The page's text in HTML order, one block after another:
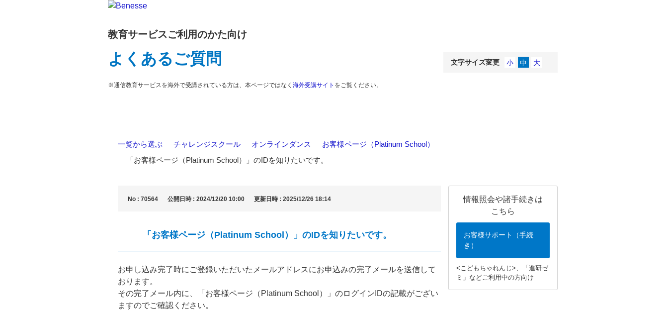
教育サービスご利用のかた向け
よくあるご質問
※通信教育サービスを海外で受講されている方は、本ページではなく 海外受講サイト をご覧ください。
文字サイズ変更
一覧から選ぶ チャレンジスクール オンラインダンス
お客様ページ（Platinum School）
「お客様ページ（Platinum School）」のIDを知りたいです。
情報照会や諸手続きは
こちら
お客様サポート（手続
き）
<こどもちゃれんじ>、「進研ゼ
ミ」などご利用中の方向け
No : 70564 公開日時 : 2024/12/20 10:00 更新日時 : 2025/12/26 18:14
「お客様ページ（Platinum School）」のIDを知りたいです。
お申し込み完了時にご登録いただいたメールアドレスにお申込みの完了メールを送信して
おります。
その完了メール内に、「お客様ページ（Platinum School）」のログインIDの記載がござい
ますのでご確認ください。